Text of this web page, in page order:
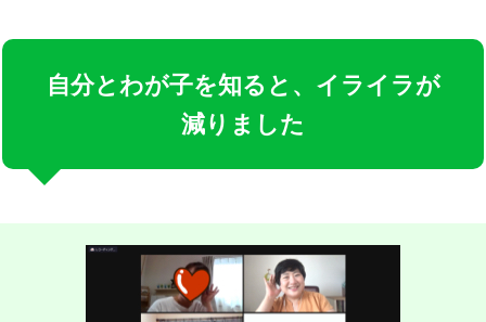
自分とわが子を知ると、イライラが
減りました